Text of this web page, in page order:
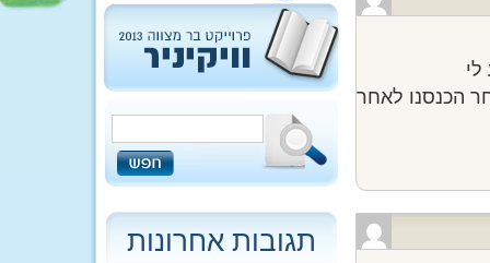
הכנסנו לאחר
תגובות אחרונות